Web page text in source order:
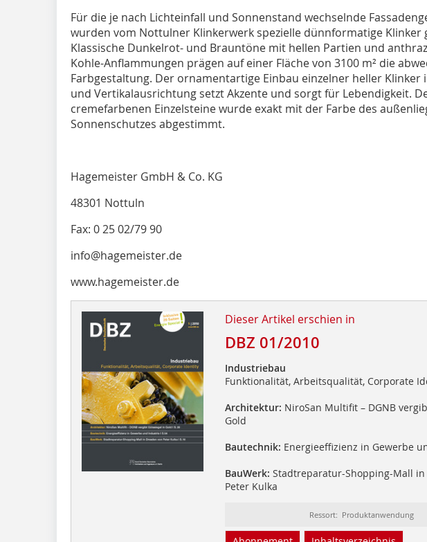
Für die je nach Lichteinfall und Sonnenstand wechselnde
wurden vom Nottulner Klinkerwerk spezielle dünnformatige Klinker
Klassische Dunkelrot- und Brauntöne mit hellen Partien und
Kohle-Anflammungen prägen auf einer Fläche von 3100 m² die
Farbgestaltung. Der ornamentartige Einbau einzelner heller Klinker
und Vertikalausrichtung setzt Akzente und sorgt für Lebendigkeit.
cremefarbenen Einzelsteine wurde exakt mit der Farbe des
Sonnenschutzes abgestimmt.
Hagemeister GmbH & Co. KG
48301 Nottuln
Fax: 0 25 02/79 90
info@hagemeister.de
www.hagemeister.de
Dieser Artikel erschien in
DBZ 01/2010
Industriebau
Funktionalität, Arbeitsqualität, Corporate
Architektur: NiroSan Multifit – DGNB
Gold
Bautechnik: Energieeffizienz in Gewerbe
BauWerk: Stadtreparatur-Shopping-Mall in
Peter Kulka
Ressort: Produktanwendung